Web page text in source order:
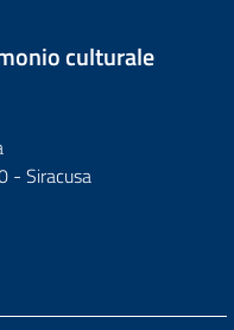
culturale
- Siracusa